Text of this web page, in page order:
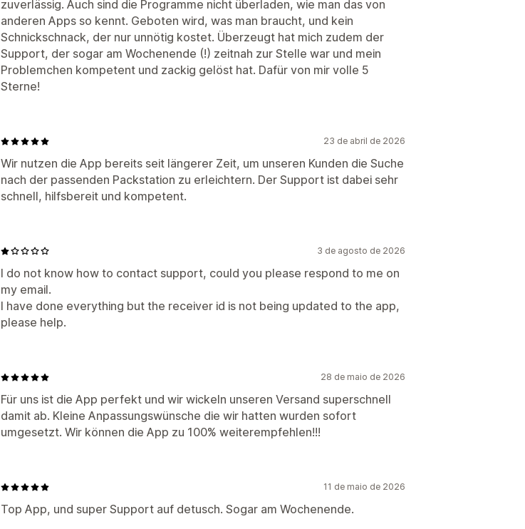
zuverlässig. Auch sind die Programme nicht überladen, wie man das von
anderen Apps so kennt. Geboten wird, was man braucht, und kein
Schnickschnack, der nur unnötig kostet. Überzeugt hat mich zudem der
Support, der sogar am Wochenende (!) zeitnah zur Stelle war und mein
Problemchen kompetent und zackig gelöst hat. Dafür von mir volle 5
Sterne!
23 de abril de 2026
Wir nutzen die App bereits seit längerer Zeit, um unseren Kunden die Suche
nach der passenden Packstation zu erleichtern. Der Support ist dabei sehr
schnell, hilfsbereit und kompetent.
3 de agosto de 2026
I do not know how to contact support, could you please respond to me on
my email.
I have done everything but the receiver id is not being updated to the app,
please help.
28 de maio de 2026
Für uns ist die App perfekt und wir wickeln unseren Versand superschnell
damit ab. Kleine Anpassungswünsche die wir hatten wurden sofort
umgesetzt. Wir können die App zu 100% weiterempfehlen!!!
11 de maio de 2026
Top App, und super Support auf detusch. Sogar am Wochenende.